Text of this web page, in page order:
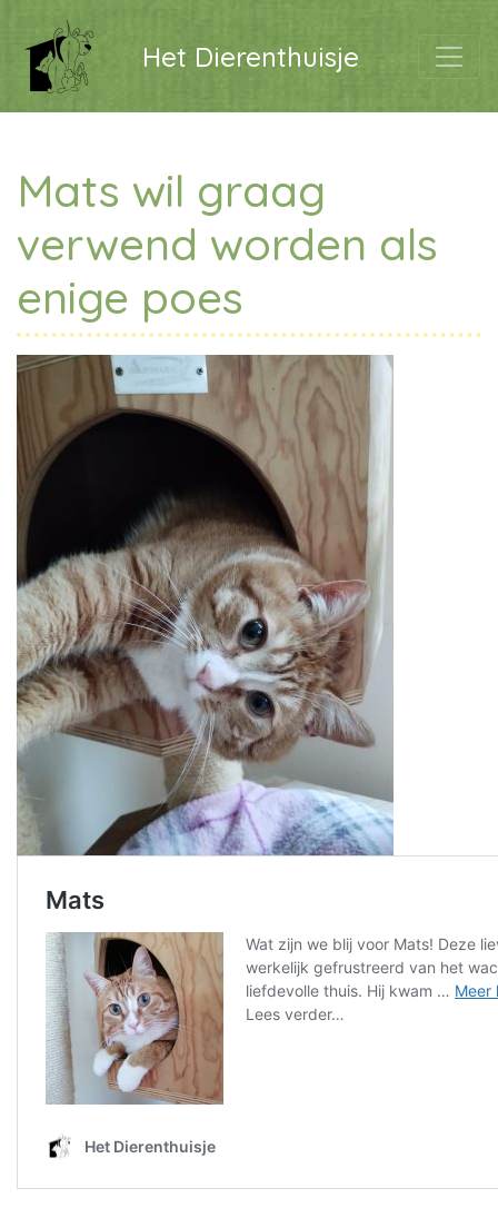
Het Dierenthuisje
Mats wil graag
verwend worden als
enige poes